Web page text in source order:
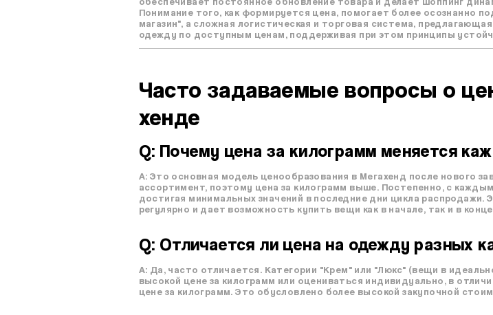
Понимание того, как формируется цена, помогает более осознанно
магазин", а сложная логистическая и торговая система,
одежду по доступным ценам, поддерживая при этом принципы
Часто задаваемые вопросы о
хенде
Q: Почему цена за килограмм меняется
A: Это основная модель ценообразования в Мегахенд после нового
ассортимент, поэтому цена за килограмм выше. Постепенно, с
достигая минимальных значений в последние дни цикла
регулярно и дает возможность купить вещи как в начале, так и в
Q: Отличается ли цена на одежду разных
A: Да, часто отличается. Категории "Крем" или "Люкс" (вещи в
высокой цене за килограмм или оцениваться индивидуально, в
цене за килограмм. Это обусловлено более высокой закупочной